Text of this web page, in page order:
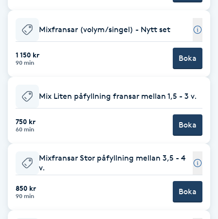
Brynfärgning
Brynplockning
Bröllopsuppsättning
Coachning
Color correction
Cryoterapi
D
Mixfransar (volym/singel) - Nytt set
1 150 kr
90 min Boka
Mix Liten påfyllning fransar mellan 1,5 - 3 v.
750 kr
60 min Boka
Mixfransar Stor påfyllning mellan 3,5 - 4
v.
850 kr
90 min Boka